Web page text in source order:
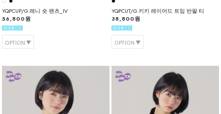
YQPCUP/G.레니 숏 팬츠_IV
56,800원
OPTION
YQPCUT/G.키키 레이어드 트임 반팔 티
38,800원
OPTION